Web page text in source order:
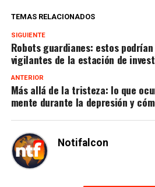
TEMAS RELACIONADOS
SIGUIENTE
Robots guardianes: estos
vigilantes de la estación de
ANTERIOR
Más allá de la tristeza: lo que
mente durante la depresión y
Notifalcon